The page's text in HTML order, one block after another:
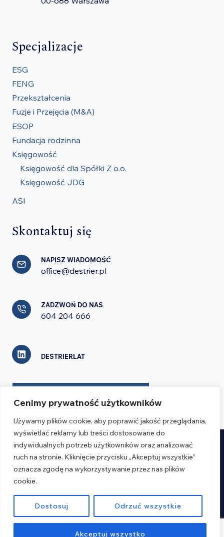
Cenimy prywatność użytkowników
Używamy plików cookie, aby poprawić jakość przeglądania,
wyświetlać reklamy lub treści dostosowane do
indywidualnych potrzeb użytkowników oraz analizować
ruch na stronie. Kliknięcie przycisku „Akceptuj wszystkie”
oznacza zgodę na wykorzystywanie przez nas plików
cookie.
Dostosuj Odrzuć wszystkie
Akceptuj wszystko
Specjalizacje
ESG
FENG
Przekształcenia
Fuzje i Przejęcia (M&A)
ESOP
Fundacja rodzinna
Księgowość
Księgowość dla Spółki Z o.o.
Księgowość JDG
ASI
Skontaktuj się
NAPISZ WIADOMOŚĆ
office@destrier.pl
ZADZWOŃ DO NAS
604 204 666
DESTRIERLAT
FORMULARZ KONTAKTOWY
Realizacja:Verseo.pl
Regulamin
© 2026 Destrier